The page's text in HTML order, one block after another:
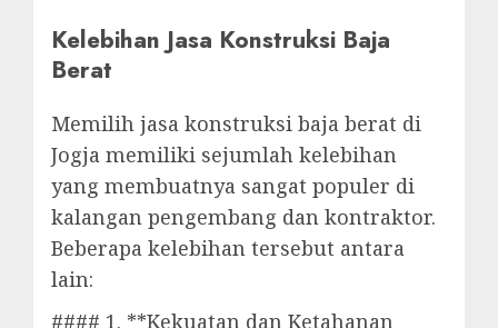
Kelebihan Jasa Konstruksi Baja
Berat
Memilih jasa konstruksi baja berat di
Jogja memiliki sejumlah kelebihan
yang membuatnya sangat populer di
kalangan pengembang dan kontraktor.
Beberapa kelebihan tersebut antara
lain:
#### 1. **Kekuatan dan Ketahanan